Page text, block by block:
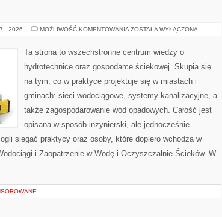
- 2026 MOŻLIWOŚĆ KOMENTOWANIA ZRÓWNOWAŻONE
ZOSTAŁA WYŁĄCZONA
Ta strona to wszechstronne centrum wiedzy o
hydrotechnice oraz gospodarce ściekowej. Skupia się
na tym, co w praktyce projektuje się w miastach i
gminach: sieci wodociągowe, systemy kanalizacyjne, a
także zagospodarowanie wód opadowych. Całość jest
opisana w sposób inżynierski, ale jednocześnie
sięgać praktycy oraz osoby, które dopiero wchodzą w
i Zaopatrzenie w Wodę i Oczyszczalnie Ścieków. W